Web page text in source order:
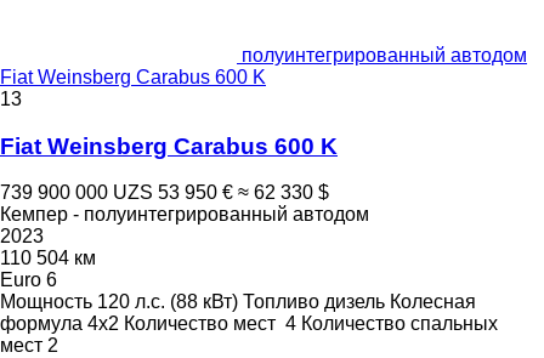
полуинтегрированный автодом
Fiat Weinsberg Carabus 600 K
13
Fiat Weinsberg Carabus 600 K
739 900 000 UZS 53 950 € ≈ 62 330 $
Кемпер - полуинтегрированный автодом
2023
110 504 км
Euro 6
Мощность 120 л.с. (88 кВт) Топливо дизель Колесная
формула 4x2 Количество мест 4 Количество спальных
мест 2